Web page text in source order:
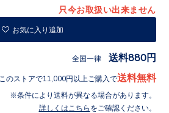
只今お取扱い出来ません
お気に入り追加
全国一律 送料880円
このストアで11,000円以上ご購入で送料無料
条件により送料が異なる場合があります。
詳しくはこちら をご確認ください。